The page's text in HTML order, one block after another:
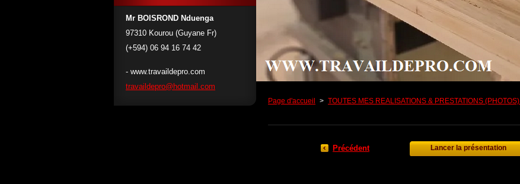
Page d'accueil > TOUTES MES REALISATIONS & PRESTATIONS (PHOTOS).
Précédent Lancer la présentation
Mr BOISROND Nduenga
97310 Kourou (Guyane Fr)
(+594) 06 94 16 74 42
- www.travaildepro.com
travaildepro@hotmail.com